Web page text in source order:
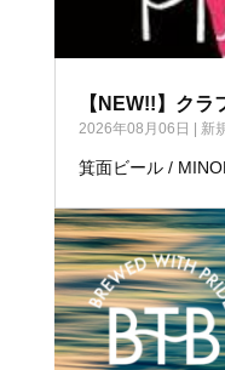
【NEW!!】ク
2026年08月06日 | 新
箕面ビール /